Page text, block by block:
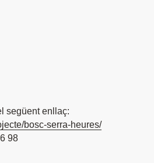
següent enllaç:
bosc-serra-heures/
98